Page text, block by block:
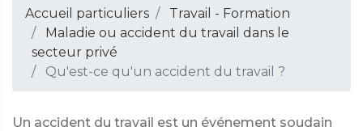
Accueil particuliers
Travail - Formation
Maladie ou accident du travail dans le
secteur privé
Qu'est-ce qu'un accident du travail ?
Un accident du travail est un événement soudain